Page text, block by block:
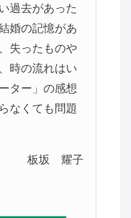
過去があった
婚の記憶があ
失ったものや
時の流れはい
ター」の感想
なくても問題
板坂 耀子